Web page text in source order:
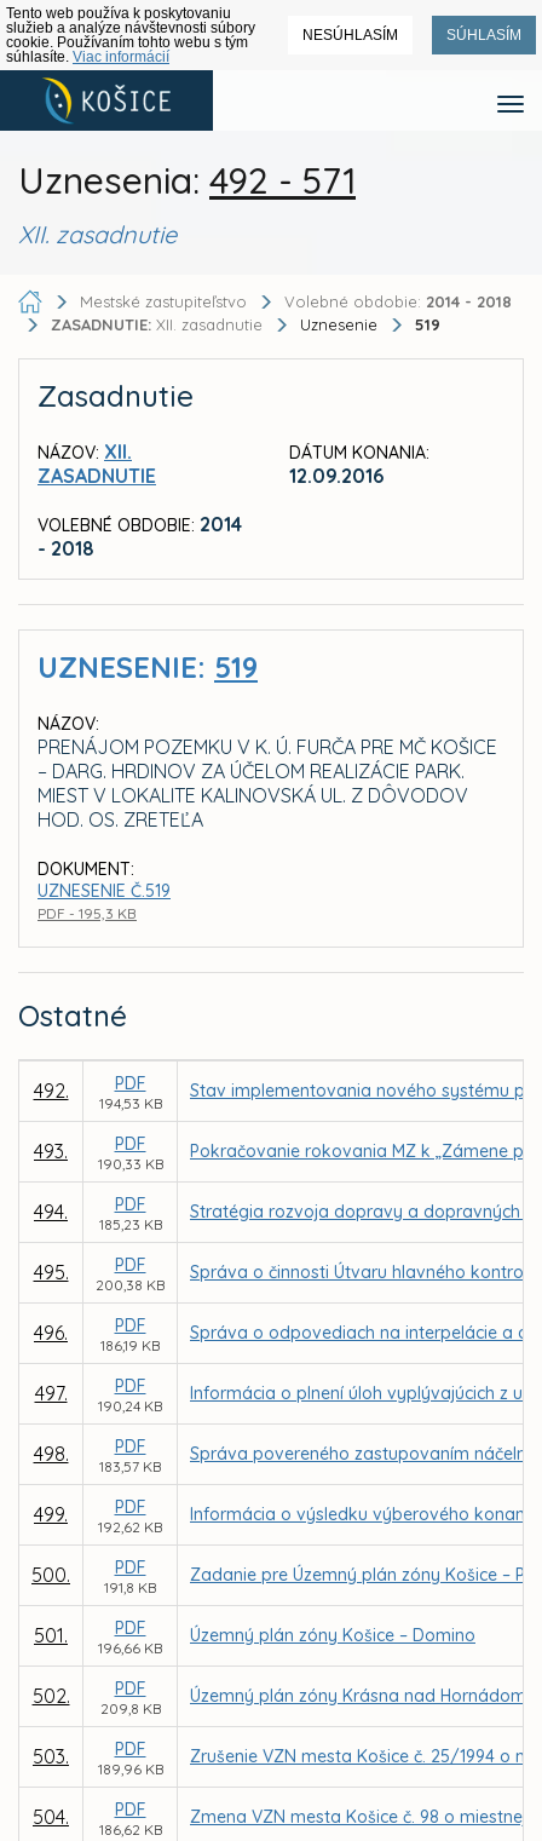
Tento web používa k poskytovaniu
služieb a analýze návštevnosti súbory
cookie. Používaním tohto webu s tým
súhlasíte. Viac informácií
NESÚHLASÍM SÚHLASÍM
Uznesenia: 492 - 571
XII. zasadnutie
Mestské zastupiteľstvo Volebné obdobie: 2014 - 2018
ZASADNUTIE: XII. zasadnutie Uznesenie 519
Zasadnutie
NÁZOV: XII.
ZASADNUTIE
VOLEBNÉ OBDOBIE: 2014
- 2018
DÁTUM KONANIA:
12.09.2016
UZNESENIE: 519
NÁZOV:
PRENÁJOM POZEMKU V K. Ú. FURČA PRE MČ KOŠICE
– DARG. HRDINOV ZA ÚČELOM REALIZÁCIE PARK.
MIEST V LOKALITE KALINOVSKÁ UL. Z DÔVODOV
HOD. OS. ZRETEĽA
DOKUMENT:
UZNESENIE Č.519
PDF - 195,3 KB
Ostatné
492. PDF
194,53 KB
Stav implementovania nového systému
493. PDF
190,33 KB
Pokračovanie rokovania MZ k „Zámene
494. PDF
185,23 KB
Stratégia rozvoja dopravy a dopravných
495. PDF
200,38 KB
Správa o činnosti Útvaru hlavného
496. PDF
186,19 KB
Správa o odpovediach na interpelácie a
497. PDF
190,24 KB
Informácia o plnení úloh vyplývajúcich z
498. PDF
183,57 KB
Správa povereného zastupovaním
499. PDF
192,62 KB
Informácia o výsledku výberového
500. PDF
191,8 KB
Zadanie pre Územný plán zóny Košice –
501. PDF
196,66 KB
Územný plán zóny Košice – Domino
502. PDF
209,8 KB
Územný plán zóny Krásna nad Hornádom
503. PDF
189,96 KB
Zrušenie VZN mesta Košice č. 25/1994 o
504. PDF
186,62 KB
Zmena VZN mesta Košice č. 98 o